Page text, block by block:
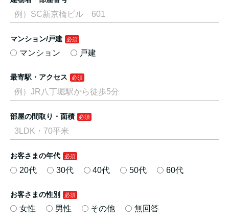
マンション/戸建
マンション 戸建
最寄駅・アクセス
部屋の間取り・面積
お客さまの年代
20代 30代 40代 50代 60代
お客さまの性別
女性 男性 その他 無回答